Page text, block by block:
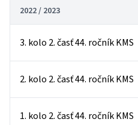
2022 / 2023
3. kolo 2. časť 44. ročník KMS
2. kolo 2. časť 44. ročník KMS
1. kolo 2. časť 44. ročník KMS